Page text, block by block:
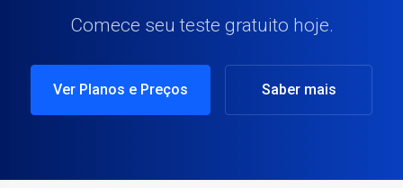
Comece seu teste gratuito hoje.
Ver Planos e Preços Saber mais